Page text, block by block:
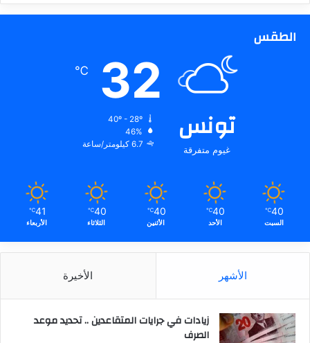
الطقس
تونس
غيوم متفرقة
32
℃
46%
6.7 كيلومتر/ساعة
40
℃
السبت
40
℃
الأحد
40
℃
الأثنين
40
℃
الثلاثاء
41
℃
الأربعاء
الأشهر الأخيرة
زيادات في جرايات المتقاعدين .. تحديد موعد
الصرف